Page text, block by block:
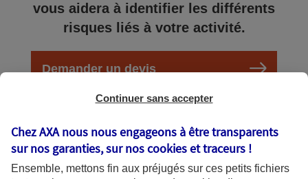
vous aidera à identifier les différents
risques liés à votre activité.
Demander un devis
Les risques juridiques sont partout !
En tant que chef d’entreprise, vous devez tout
Continuer sans accepter
Chez AXA nous nous engageons à être transparents
sur nos garanties, sur noscookies et traceurs !
Ensemble, mettons fin aux préjugés sur ces petits fichiers